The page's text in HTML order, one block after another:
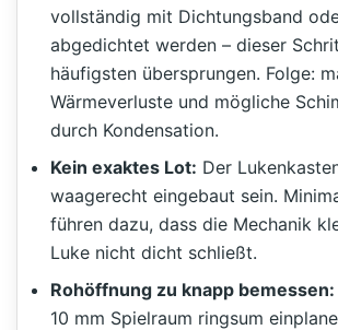
vollständig mit Dichtungsband
abgedichtet werden – dieser
häufigsten übersprungen. Folge:
Wärmeverluste und mögliche
durch Kondensation.
Kein exaktes Lot: Der
waagerecht eingebaut sein.
führen dazu, dass die Mechanik
Luke nicht dicht schließt.
Rohöffnung zu knapp bemessen:
10 mm Spielraum ringsum